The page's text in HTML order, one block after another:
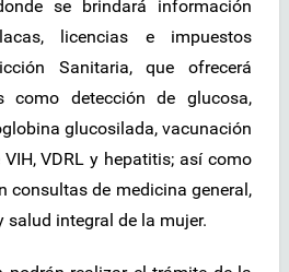
se brindará información
licencias e impuestos
Sanitaria, que ofrecerá
como detección de glucosa,
glucosilada, vacunación
VDRL y hepatitis; así como
consultas de medicina general,
salud integral de la mujer.